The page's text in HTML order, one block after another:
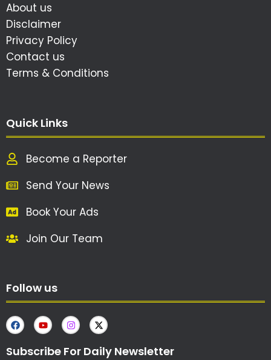
About us
Disclaimer
Privacy Policy
Contact us
Terms & Conditions
Quick Links
Become a Reporter
Send Your News
Book Your Ads
Join Our Team
Follow us
Subscribe For Daily Newsletter